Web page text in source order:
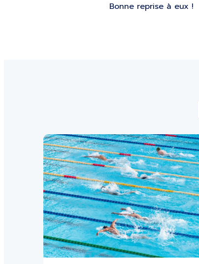
Bonne reprise à eux !